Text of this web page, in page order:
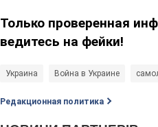
Только проверенная
ведитесь на фейки!
Украина Война в Украине
Редакционная политика